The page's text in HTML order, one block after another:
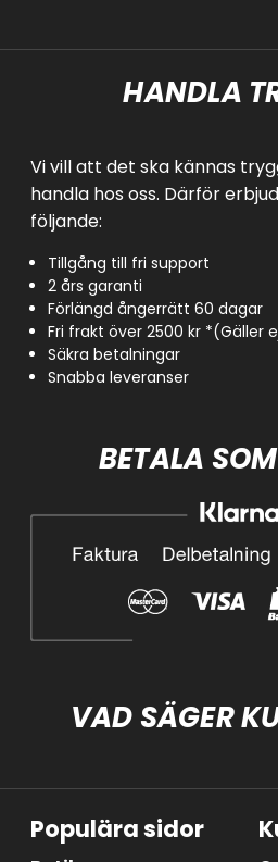
HANDLA
Vi vill att det ska kännas
handla hos oss. Därför
följande:
Tillgång till fri support
2 års garanti
Förlängd ångerrätt 60 dagar
Fri frakt över 2500 kr *(Gäller
Säkra betalningar
Snabba leveranser
BETALA
VAD SÄGER
Populära sidor